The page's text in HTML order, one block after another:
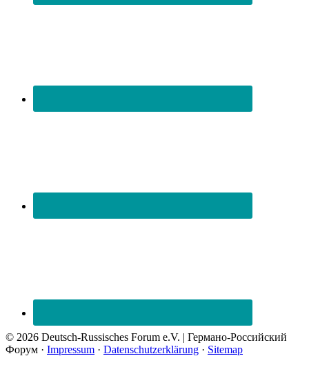
© 2026 Deutsch-Russisches Forum e.V. | Германо-Российский
Форум · Impressum · Datenschutzerklärung · Sitemap